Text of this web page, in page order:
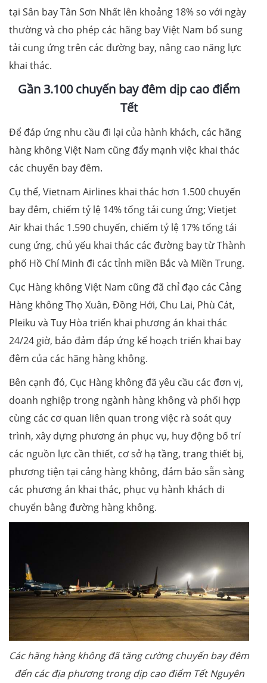
tại Sân bay Tân Sơn Nhất lên khoảng 18% so với ngày
thường và cho phép các hãng bay Việt Nam bổ sung
tải cung ứng trên các đường bay, nâng cao năng lực
khai thác.
Gần 3.100 chuyến bay đêm dịp cao điểm
Tết
Để đáp ứng nhu cầu đi lại của hành khách, các hãng
hàng không Việt Nam cũng đẩy mạnh việc khai thác
các chuyến bay đêm.
Cụ thể, Vietnam Airlines khai thác hơn 1.500 chuyến
bay đêm, chiếm tỷ lệ 14% tổng tải cung ứng; Vietjet
Air khai thác 1.590 chuyến, chiếm tỷ lệ 17% tổng tải
cung ứng, chủ yếu khai thác các đường bay từ Thành
phố Hồ Chí Minh đi các tỉnh miền Bắc và Miền Trung.
Cục Hàng không Việt Nam cũng đã chỉ đạo các Cảng
Hàng không Thọ Xuân, Đồng Hới, Chu Lai, Phù Cát,
Pleiku và Tuy Hòa triển khai phương án khai thác
24/24 giờ, bảo đảm đáp ứng kế hoạch triển khai bay
đêm của các hãng hàng không.
Bên cạnh đó, Cục Hàng không đã yêu cầu các đơn vị,
doanh nghiệp trong ngành hàng không và phối hợp
cùng các cơ quan liên quan trong việc rà soát quy
trình, xây dựng phương án phục vụ, huy động bố trí
các nguồn lực cần thiết, cơ sở hạ tầng, trang thiết bị,
phương tiện tại cảng hàng không, đảm bảo sẵn sàng
các phương án khai thác, phục vụ hành khách di
chuyển bằng đường hàng không.
Các hãng hàng không đã tăng cường chuyến bay đêm
đến các địa phương trong dịp cao điểm Tết Nguyên